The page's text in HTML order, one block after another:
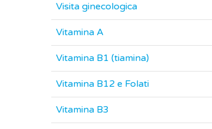
Visita ginecologica
Vitamina A
Vitamina B1 (tiamina)
Vitamina B12 e Folati
Vitamina B3